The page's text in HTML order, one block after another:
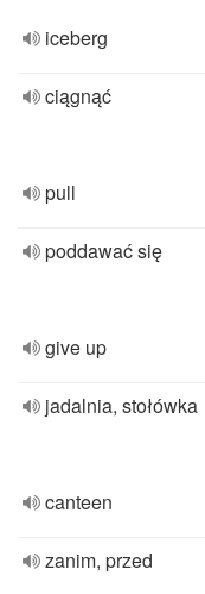
iceberg
ciągnąć
pull
poddawać się
give up
jadalnia, stołówka
canteen
zanim, przed